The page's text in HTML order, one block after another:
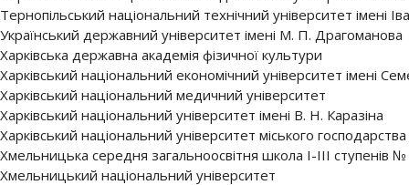
Тернопільський національний технічний університет імені
Український державний університет імені М. П. Драгоманова
Харківська державна академія фізичної культури
Харківський національний економічний університет імені
Харківський національний медичний університет
Харківський національний університет імені В. Н. Каразіна
Харківський національний університет міського
Хмельницька середня загальноосвітня школа І-ІІІ ступенів
Хмельницький національний університет